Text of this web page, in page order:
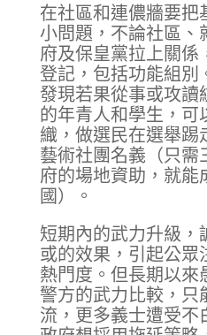
在社區和連儂牆要把
小問題，不論社區、
府及保皇黨拉上關係
登記，包括功能組別
發現若果從事或攻讀
的年青人和學生，可
織，做選民在選舉踢
藝術社團名義（只需
府的場地資助，就能
國）。
短期內的武力升級，
或的效果，引起公眾
熱門度。但長期以來
警方的武力比較，只
流，更多義士遭受不